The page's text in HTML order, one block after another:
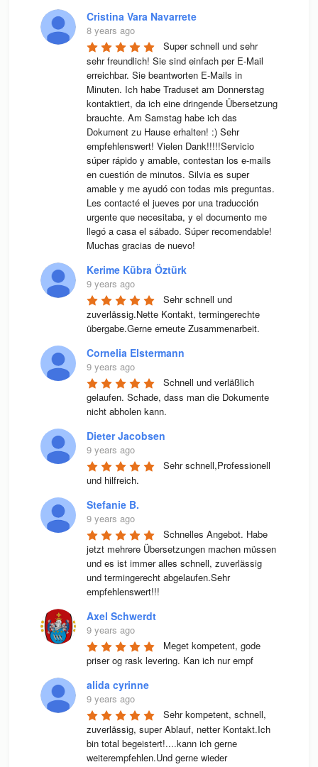
Cristina Vara Navarrete
8 years ago
Super schnell und sehr
sehr freundlich! Sie sind einfach per E-Mail
erreichbar. Sie beantworten E-Mails in
Minuten. Ich habe Traduset am Donnerstag
kontaktiert, da ich eine dringende Übersetzung
brauchte. Am Samstag habe ich das
Dokument zu Hause erhalten! :) Sehr
empfehlenswert! Vielen Dank!!!!!Servicio
súper rápido y amable, contestan los e-mails
en cuestión de minutos. Silvia es super
amable y me ayudó con todas mis preguntas.
Les contacté el jueves por una traducción
urgente que necesitaba, y el documento me
llegó a casa el sábado. Súper recomendable!
Muchas gracias de nuevo!
Kerime Kübra Öztürk
9 years ago
Sehr schnell und
zuverlässig.Nette Kontakt, termingerechte
übergabe.Gerne erneute Zusammenarbeit.
Cornelia Elstermann
9 years ago
Schnell und verläßlich
gelaufen. Schade, dass man die Dokumente
nicht abholen kann.
Dieter Jacobsen
9 years ago
Sehr schnell,Professionell
und hilfreich.
Stefanie B.
9 years ago
Schnelles Angebot. Habe
jetzt mehrere Übersetzungen machen müssen
und es ist immer alles schnell, zuverlässig
und termingerecht abgelaufen.Sehr
empfehlenswert!!!
Axel Schwerdt
9 years ago
Meget kompetent, gode
priser og rask levering. Kan ich nur empf
alida cyrinne
9 years ago
Sehr kompetent, schnell,
zuverlässig, super Ablauf, netter Kontakt.Ich
bin total begeistert!....kann ich gerne
weiterempfehlen.Und gerne wieder